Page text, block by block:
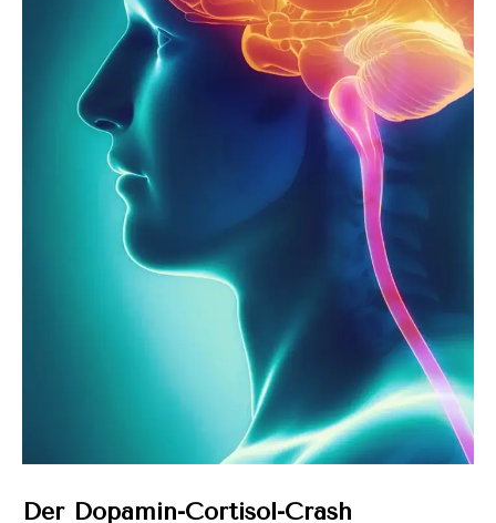
Der Dopamin-Cortisol-Crash